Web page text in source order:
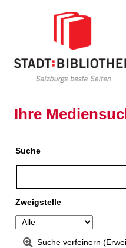
Ihre
Suche
Zweigstelle
Suche verfeinern